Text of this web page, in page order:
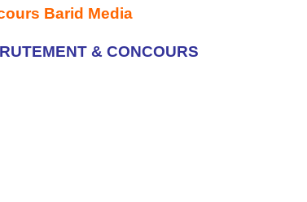
Barid Media
& CONCOURS